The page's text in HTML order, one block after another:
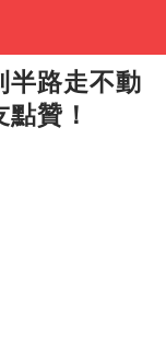
半路走不動
贊！